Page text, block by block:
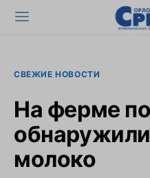
СВЕЖИЕ НОВОСТИ
На ферме
молоко